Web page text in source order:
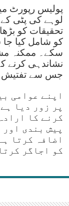
پولیس رپورٹ
لوہے کی پٹی
تحقیقات کو
کو شامل کیا
سکے۔ ممکنہ
نشاندہی کرنے
جس سے تفتیش
اپنے عوامی
پر زور دیا
کرنے کا
پیش بندی
اضافہ کرتا
کو اجاگر